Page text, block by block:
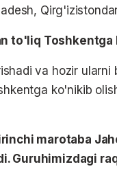
,
to'liq
va hozir ularni
ko'nikib
marotaba
Guruhimizdagi